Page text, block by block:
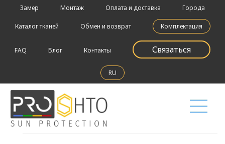
Замер Монтаж Оплата и доставка Города
Каталог тканей Обмен и возврат Комплектация
FAQ Блог Контакты Связаться
RU